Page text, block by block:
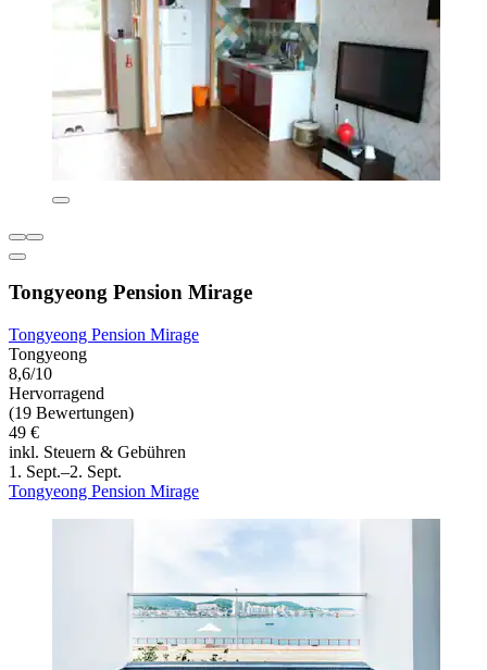
Tongyeong Pension Mirage
Tongyeong Pension Mirage
Tongyeong
8,6/10
Hervorragend
(19 Bewertungen)
49 €
inkl. Steuern & Gebühren
1. Sept.–2. Sept.
Tongyeong Pension Mirage